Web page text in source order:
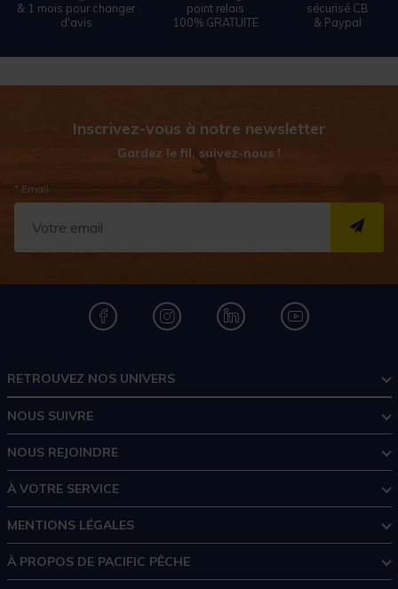
& 1 mois pour changer
d'avis
point relais
100% GRATUITE
sécurisé CB
& Paypal
Inscrivez-vous à notre newsletter
Gardez le fil, suivez-nous !
* Email
RETROUVEZ NOS UNIVERS
NOUS SUIVRE
NOUS REJOINDRE
À VOTRE SERVICE
MENTIONS LÉGALES
À PROPOS DE PACIFIC PÊCHE